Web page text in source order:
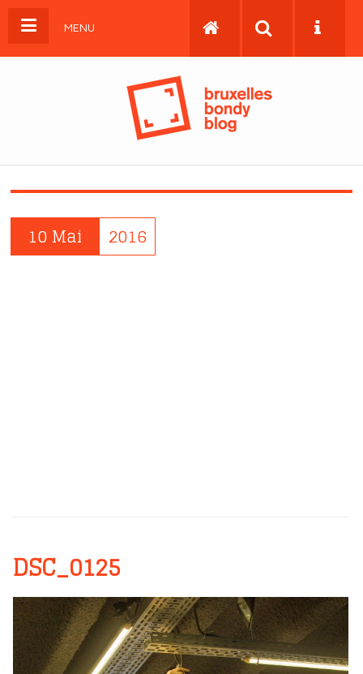
MENU
10 Mai 2016
DSC_0125